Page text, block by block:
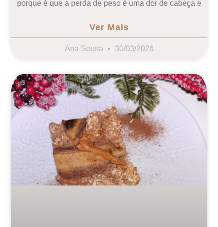
porque é que a perda de peso é uma dor de cabeça e
Ver Mais
Ana Sousa 30/03/2026